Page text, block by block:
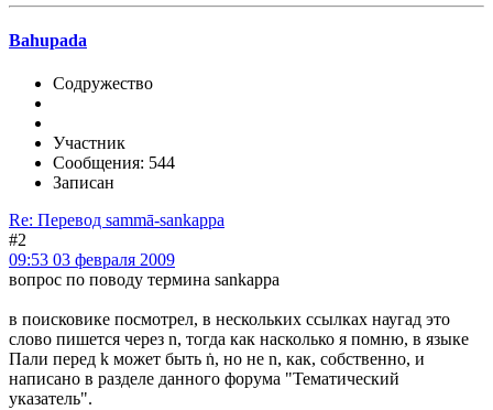
Bahupada
Содружество
Участник
Сообщения: 544
Записан
Re: Перевод sammā-sankappa
#2
09:53 03 февраля 2009
вопрос по поводу термина sankappa
в поисковике посмотрел, в нескольких ссылках наугад это
слово пишется через n, тогда как насколько я помню, в языке
Пали перед k может быть ṅ, но не n, как, собственно, и
написано в разделе данного форума "Тематический
указатель".